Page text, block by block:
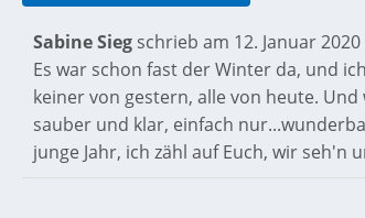
Sabine Sieg schrieb am 12. Januar 2020
Es war schon fast der Winter da, und
keiner von gestern, alle von heute.
sauber und klar, einfach
junge Jahr, ich zähl auf Euch, wir seh'n